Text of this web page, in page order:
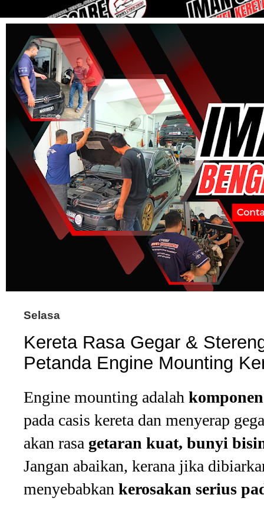
Selasa
Kereta Rasa Gegar &
Petanda Engine Mounting
Engine mounting adalah
pada casis kereta dan menyerap
akan rasa getaran kuat, bunyi
Jangan abaikan, kerana jika
menyebabkan kerosakan serius